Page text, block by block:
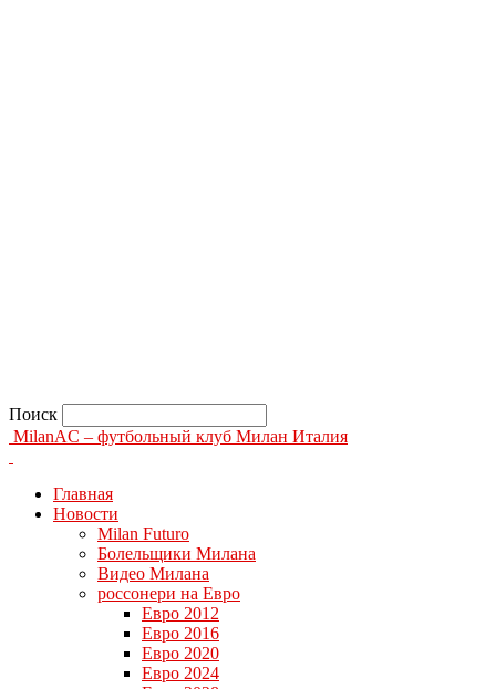
Поиск
MilanAC – футбольный клуб Милан Италия
Главная
Новости
Milan Futuro
Болельщики Милана
Видео Милана
россонери на Евро
Евро 2012
Евро 2016
Евро 2020
Евро 2024